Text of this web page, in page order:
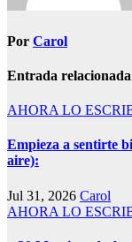
Por Carol
Entrada relacionada
AHORA LO
Empieza a sentirte
aire):
Jul 31, 2026 Carol
AHORA LO